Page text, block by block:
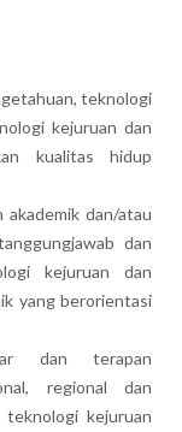
teknologi
kejuruan dan
kualitas hidup
akademik dan/atau
dan
kejuruan dan
yang berorientasi
dan terapan
regional dan
teknologi kejuruan